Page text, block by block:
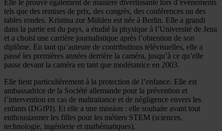
Elle le prouve également de manière divertissante lors d’événements
tels que des remises de prix, des congrès, des conférences ou des
tables rondes. Kristina zur Mühlen est née à Berlin. Elle a grandi
dans la partie est du pays, a étudié la physique à l’Université de Jena
et a choisi une carrière journalistique après l’obtention de son
diplôme. En tant qu’auteure de contributions télévisuelles, elle a
passé les premières années derrière la caméra, jusqu’à ce qu’elle
passe devant la caméra en tant que modératrice en 2003.
Elle tient particulièrement à la protection de l’enfance. Elle est
ambassadrice de la Société allemande pour la prévention et
l’intervention en cas de maltraitance et de négligence envers les
enfants (DGfPI). Et elle a une mission : elle souhaite avant tout
enthousiasmer les filles pour les métiers STEM (sciences,
technologie, ingénierie et mathématiques).